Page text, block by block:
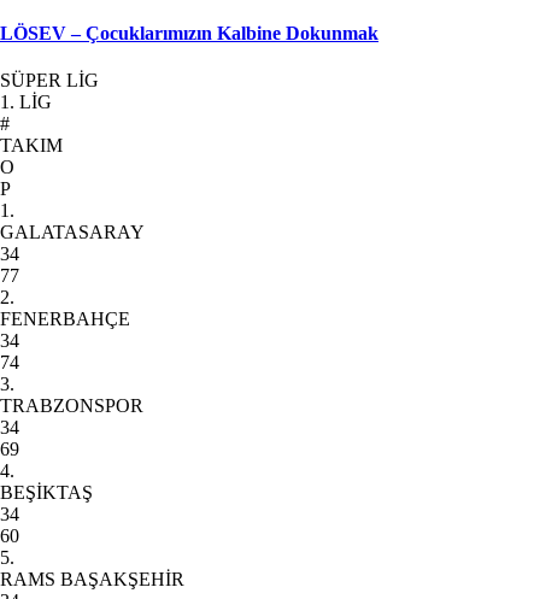
LÖSEV – Çocuklarımızın Kalbine Dokunmak
SÜPER LİG
1. LİG
#
TAKIM
O
P
1.
GALATASARAY
34
77
2.
FENERBAHÇE
34
74
3.
TRABZONSPOR
34
69
4.
BEŞİKTAŞ
34
60
5.
RAMS BAŞAKŞEHİR